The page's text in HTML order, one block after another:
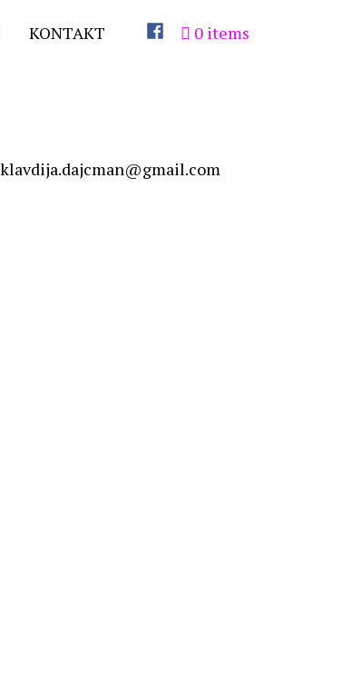
KONTAKT 0 items